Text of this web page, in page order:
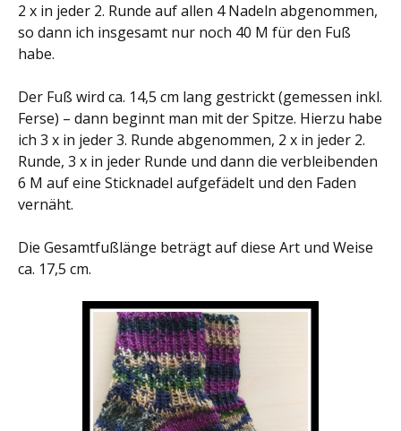
2 x in jeder 2. Runde auf allen 4 Nadeln abgenommen,
so dann ich insgesamt nur noch 40 M für den Fuß
habe.
Der Fuß wird ca. 14,5 cm lang gestrickt (gemessen inkl.
Ferse) – dann beginnt man mit der Spitze. Hierzu habe
ich 3 x in jeder 3. Runde abgenommen, 2 x in jeder 2.
Runde, 3 x in jeder Runde und dann die verbleibenden
6 M auf eine Sticknadel aufgefädelt und den Faden
vernäht.
Die Gesamtfußlänge beträgt auf diese Art und Weise
ca. 17,5 cm.